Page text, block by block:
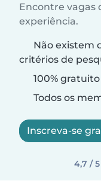
Encontre vagas
experiência.
Não existem
critérios de
100%
Todos os
Inscreva-se
4,7 / 5